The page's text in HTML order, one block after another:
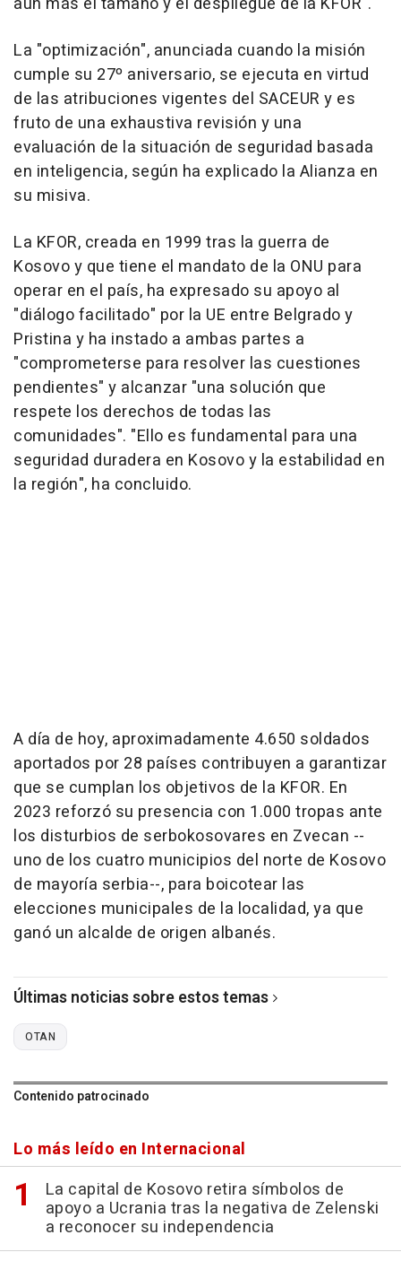
La "optimización", anunciada cuando la misión
cumple su 27º aniversario, se ejecuta en virtud
de las atribuciones vigentes del SACEUR y es
fruto de una exhaustiva revisión y una
evaluación de la situación de seguridad basada
en inteligencia, según ha explicado la Alianza en
su misiva.
La KFOR, creada en 1999 tras la guerra de
Kosovo y que tiene el mandato de la ONU para
operar en el país, ha expresado su apoyo al
"diálogo facilitado" por la UE entre Belgrado y
Pristina y ha instado a ambas partes a
"comprometerse para resolver las cuestiones
pendientes" y alcanzar "una solución que
respete los derechos de todas las
comunidades". "Ello es fundamental para una
seguridad duradera en Kosovo y la estabilidad en
la región", ha concluido.
A día de hoy, aproximadamente 4.650 soldados
aportados por 28 países contribuyen a garantizar
que se cumplan los objetivos de la KFOR. En
2023 reforzó su presencia con 1.000 tropas ante
los disturbios de serbokosovares en Zvecan --
uno de los cuatro municipios del norte de Kosovo
de mayoría serbia--, para boicotear las
elecciones municipales de la localidad, ya que
ganó un alcalde de origen albanés.
Últimas noticias sobre estos temas
OTAN
Contenido patrocinado
Lo más leído en Internacional
La capital de Kosovo retira símbolos de
apoyo a Ucrania tras la negativa de Zelenski
a reconocer su independencia